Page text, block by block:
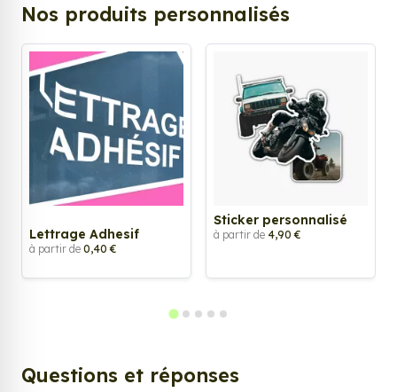
Nos produits personnalisés
Lettrage Adhesif
à partir de 0,40 €
Sticker personnalisé
à partir de 4,90 €
Questions et réponses